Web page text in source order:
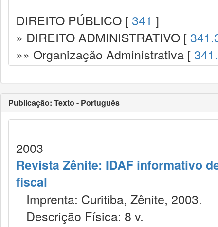
DIREITO PÚBLICO [ 341 ]
» DIREITO ADMINISTRATIVO [
»» Organização Administrativa [
Publicação: Texto - Português
2003
Revista Zênite: IDAF informativo
fiscal
Imprenta: Curitiba, Zênite, 2003.
Descrição Física: 8 v.